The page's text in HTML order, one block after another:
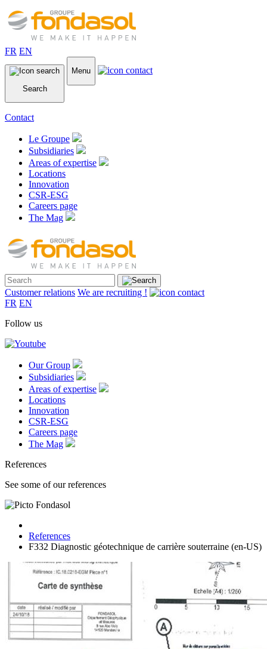
FR EN
Search
Menu
Contact
Le Groupe
Subsidiaries
Areas of expertise
Locations
Innovation
CSR-ESG
Careers page
The Mag
Customer relations We are recruiting !
FR EN
Follow us
Our Group
Subsidiaries
Areas of expertise
Locations
Innovation
CSR-ESG
Careers page
The Mag
References
See some of our references
References
F332 Diagnostic géotechnique de carrière souterraine (en-US)